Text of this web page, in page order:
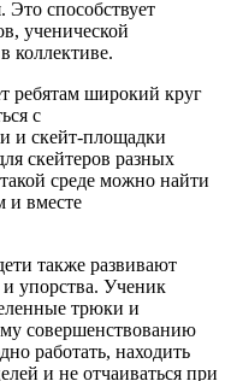
Это способствует
ученической
коллективе.
ребятам широкий круг
с
и скейт-площадки
скейтеров разных
среде можно найти
и вместе
также развивают
упорства. Ученик
трюки и
совершенствованию
работать, находить
и не отчаиваться при